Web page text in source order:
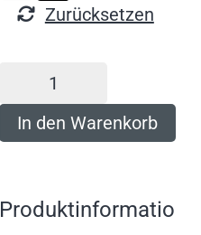
Zurücksetzen
In den Warenkorb
Produktinformatio